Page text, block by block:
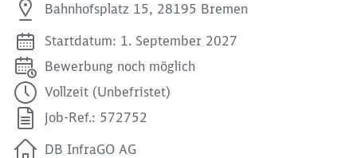
Bahnhofsplatz 15, 28195 Bremen
Startdatum: 1. September 2027
Bewerbung noch möglich
Vollzeit (Unbefristet)
Job-Ref.: 572752
DB InfraGO AG